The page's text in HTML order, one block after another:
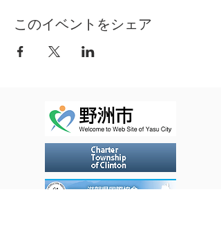
このイベントをシェア